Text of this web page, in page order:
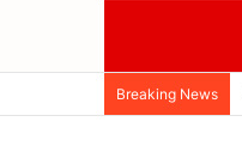
Breaking News